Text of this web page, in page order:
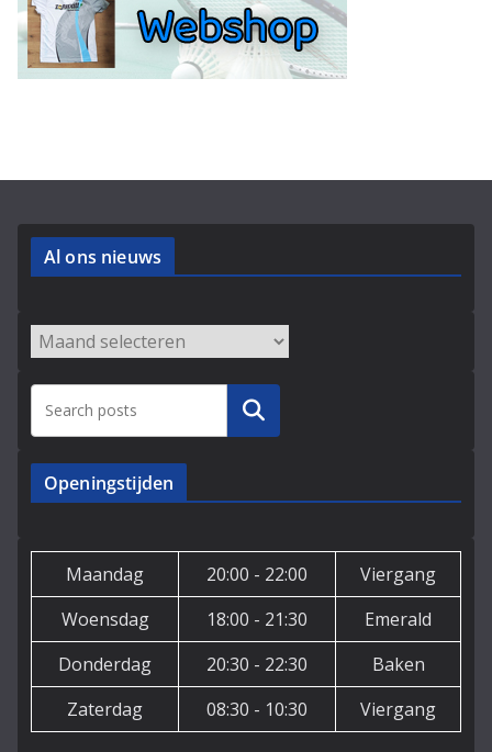
Al ons nieuws
Archieven
Zoeken
Openingstijden
Maandag 20:00 - 22:00
Viergang
Woensdag
18:00 - 21:30
Emerald
Donderdag
20:30 - 22:30
Baken
Zaterdag
08:30 - 10:30 Viergang